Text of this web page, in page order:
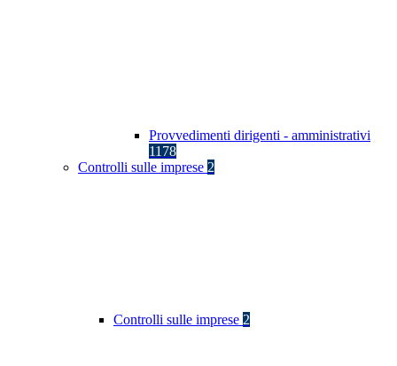
Provvedimenti dirigenti - amministrativi
1178
Controlli sulle imprese 2
Controlli sulle imprese 2